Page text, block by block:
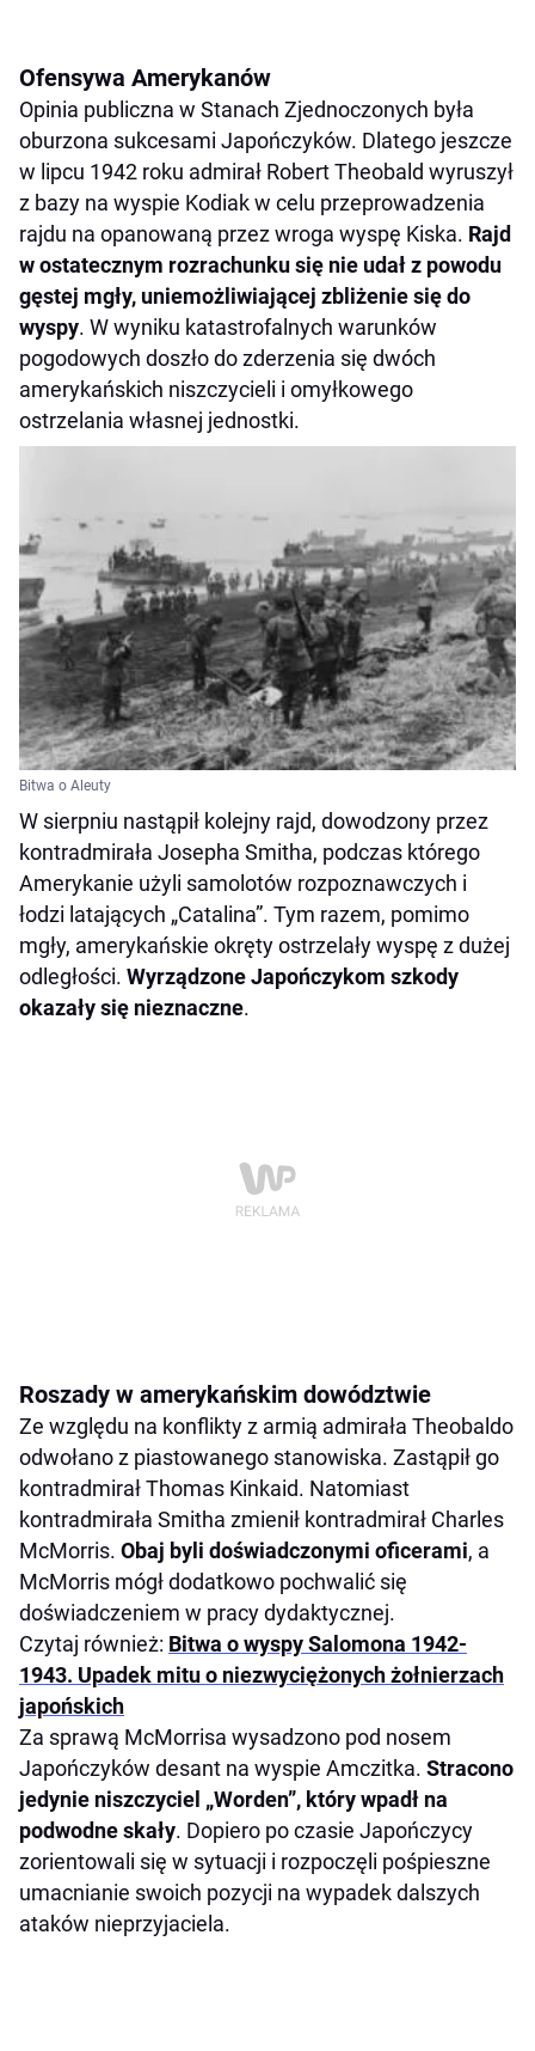
Ofensywa Amerykanów
Opinia publiczna w Stanach Zjednoczonych była
oburzona sukcesami Japończyków. Dlatego jeszcze
w lipcu 1942 roku admirał Robert Theobald wyruszył
z bazy na wyspie Kodiak w celu przeprowadzenia
rajdu na opanowaną przez wroga wyspę Kiska. Rajd
w ostatecznym rozrachunku się nie udał z powodu
gęstej mgły, uniemożliwiającej zbliżenie się do
wyspy. W wyniku katastrofalnych warunków
pogodowych doszło do zderzenia się dwóch
amerykańskich niszczycieli i omyłkowego
ostrzelania własnej jednostki.
Bitwa o Aleuty
W sierpniu nastąpił kolejny rajd, dowodzony przez
kontradmirała Josepha Smitha, podczas którego
Amerykanie użyli samolotów rozpoznawczych i
łodzi latających „Catalina”. Tym razem, pomimo
mgły, amerykańskie okręty ostrzelały wyspę z dużej
odległości. Wyrządzone Japończykom szkody
okazały się nieznaczne.
Roszady w amerykańskim dowództwie
Ze względu na konflikty z armią admirała Theobaldo
odwołano z piastowanego stanowiska. Zastąpił go
kontradmirał Thomas Kinkaid. Natomiast
kontradmirała Smitha zmienił kontradmirał Charles
McMorris. Obaj byli doświadczonymi oficerami, a
McMorris mógł dodatkowo pochwalić się
doświadczeniem w pracy dydaktycznej.
Czytaj również: Bitwa o wyspy Salomona 1942-
1943. Upadek mitu o niezwyciężonych żołnierzach
japońskich
Za sprawą McMorrisa wysadzono pod nosem
Japończyków desant na wyspie Amczitka. Stracono
jedynie niszczyciel „Worden”, który wpadł na
podwodne skały. Dopiero po czasie Japończycy
zorientowali się w sytuacji i rozpoczęli pośpieszne
umacnianie swoich pozycji na wypadek dalszych
ataków nieprzyjaciela.